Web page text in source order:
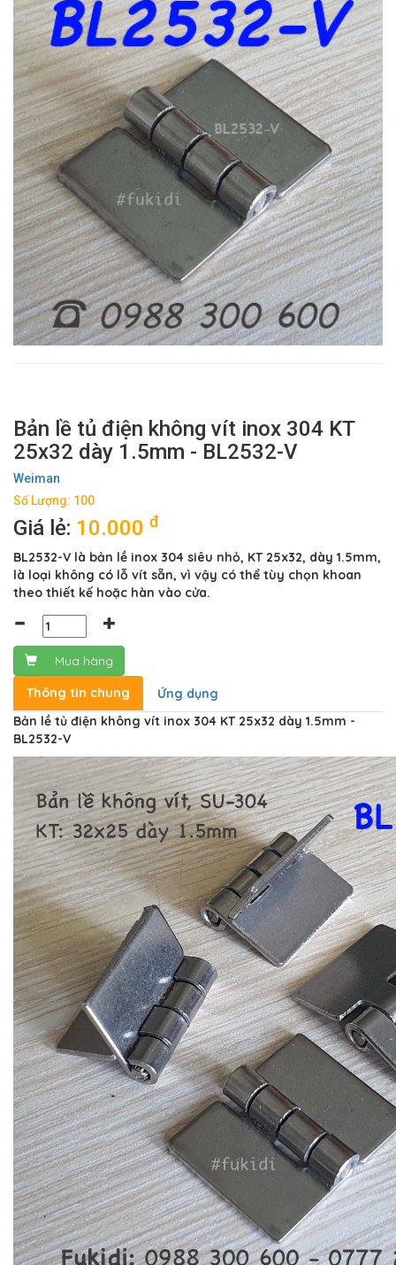
Bản lề tủ điện không vít inox 304 KT
25x32 dày 1.5mm - BL2532-V
Weiman
Số Lượng: 100
Giá lẻ: 10.000 đ
BL2532-V là bản lề inox 304 siêu nhỏ, KT 25x32, dày 1.5mm,
là loại không có lỗ vít sẵn, vì vậy có thể tùy chọn khoan
theo thiết kế hoặc hàn vào cửa.
Mua hàng
Thông tin chung
Ứng dụng
Bản lề tủ điện không vít inox 304 KT 25x32 dày 1.5mm -
BL2532-V